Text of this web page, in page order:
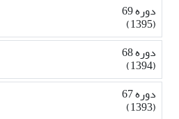
دوره 69
(1395)
دوره 68
(1394)
دوره 67
(1393)